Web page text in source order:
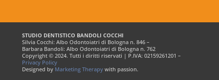
STUDIO DENTISTICO BANDOLI COCCHI
Silvia Cocchi: Albo Odontoiatri di Bologna n. 846 –
Barbara Bandoli: Albo Odontoiatri di Bologna n. 762
Copyright © 2024. Tutti i diritti riservati | P.IVA: 02159261201 –
Privacy Policy
Designed by Marketing Therapywith passion.